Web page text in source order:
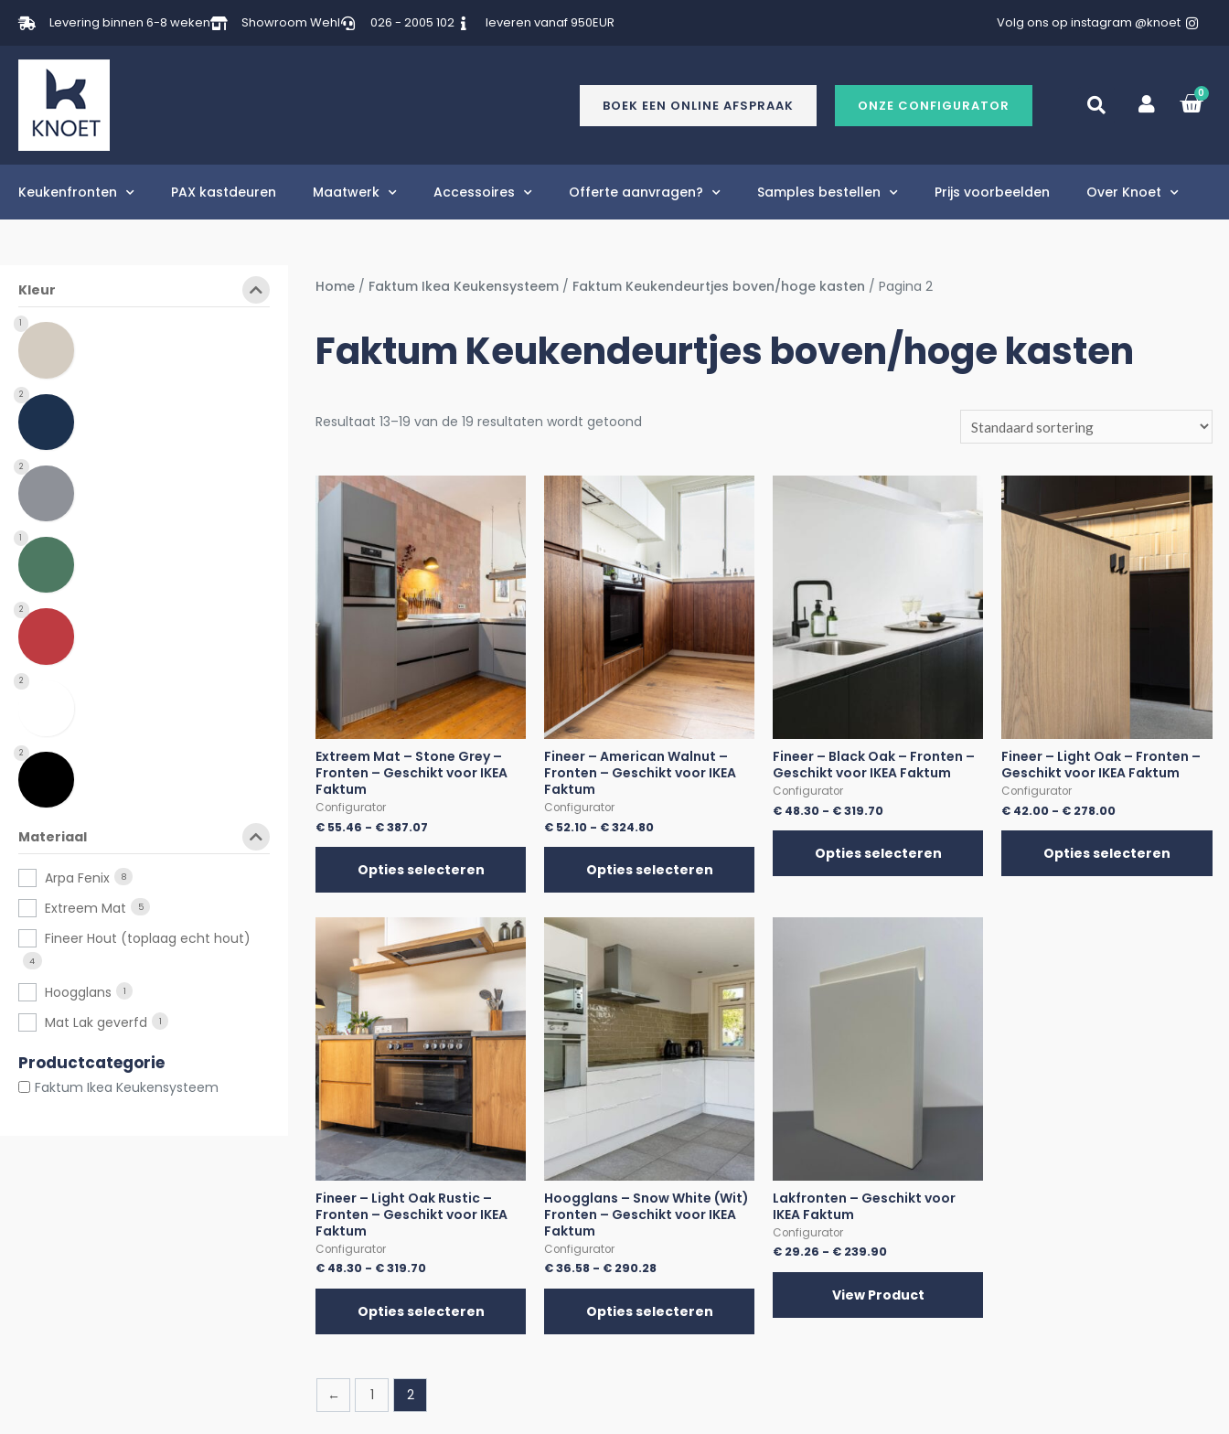
Levering binnen 6-8 weken Showroom Wehl 026 - 2005 102 leveren vanaf 950EUR Volg ons op instagram @knoet
BOEK EEN ONLINE AFSPRAAK ONZE CONFIGURATOR
0
Keukenfronten PAX kastdeuren Maatwerk Accessoires Offerte aanvragen? Samples bestellen Prijs voorbeelden Over Knoet
Kleur
1
2
2
1
2
2
2
Materiaal
Arpa Fenix 8
Extreem Mat 5
Fineer Hout (toplaag echt hout)
4
Hoogglans 1
Mat Lak geverfd 1
Productcategorie
Faktum Ikea Keukensysteem
Home / Faktum Ikea Keukensysteem / Faktum Keukendeurtjes boven/hoge kasten / Pagina 2
Faktum Keukendeurtjes boven/hoge kasten
Resultaat 13–19 van de 19 resultaten wordt getoond
Extreem Mat – Stone Grey –
Fronten – Geschikt voor IKEA
Faktum
Configurator
€ 55.46 - €387.07
Opties selecteren
Fineer – American Walnut –
Fronten – Geschikt voor IKEA
Faktum
Configurator
€ 52.10 - €324.80
Opties selecteren
Fineer – Black Oak – Fronten –
Geschikt voor IKEA Faktum
Configurator
€ 48.30 - €319.70
Opties selecteren
Fineer – Light Oak – Fronten –
Geschikt voor IKEA Faktum
Configurator
€ 42.00 - € 278.00
Opties selecteren
Fineer – Light Oak Rustic –
Fronten – Geschikt voor IKEA
Faktum
Configurator
€ 48.30 - €319.70
Opties selecteren
Hoogglans – Snow White (Wit)
Fronten – Geschikt voor IKEA
Faktum
Configurator
€36.58 - € 290.28
Opties selecteren
Lakfronten – Geschikt voor
IKEA Faktum
Configurator
€ 29.26 - € 239.90
View Product
← 1 2